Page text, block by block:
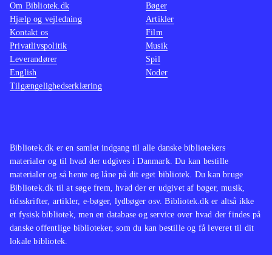
Bibliotek.dk er en samlet indgang til alle danske bibliotekers
materialer og til hvad der udgives i Danmark. Du kan bestille
materialer og så hente og låne på dit eget bibliotek. Du kan bruge
Bibliotek.dk til at søge frem, hvad der er udgivet af bøger, musik,
tidsskrifter, artikler, e-bøger, lydbøger osv. Bibliotek.dk er altså ikke
et fysisk bibliotek, men en database og service over hvad der findes på
danske offentlige biblioteker, som du kan bestille og få leveret til dit
lokale bibliotek.
Om Bibliotek.dk
Hjælp og vejledning
Kontakt os
Privatlivspolitik
Leverandører
English
Tilgængelighedserklæring
Bøger
Artikler
Film
Musik
Spil
Noder